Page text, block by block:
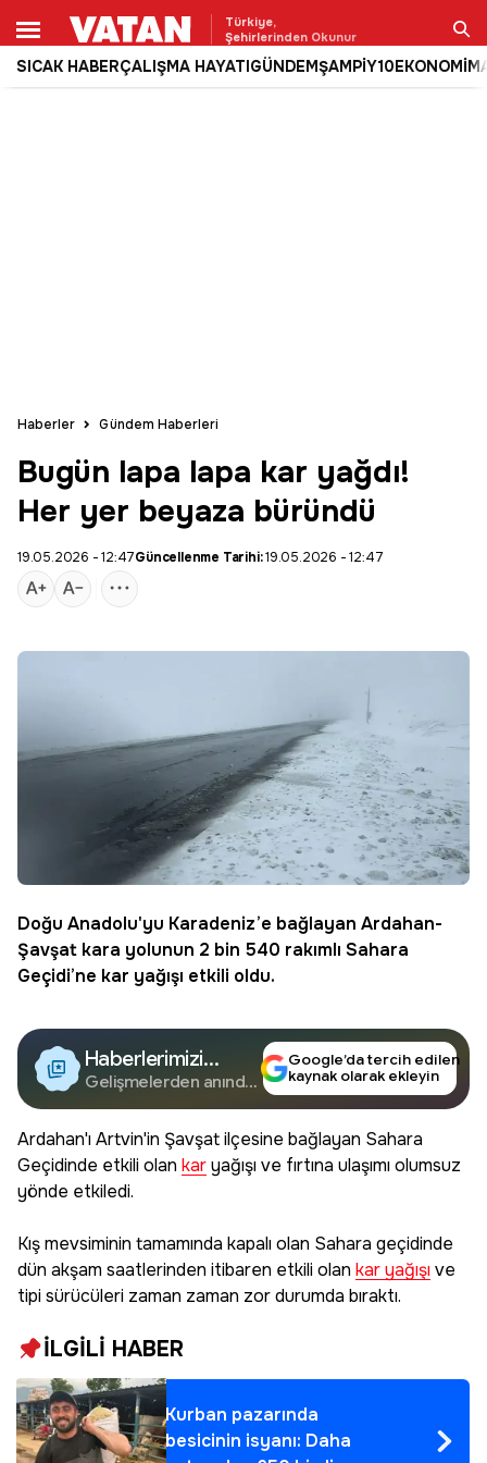
Türkiye,
Şehirlerinden Okunur
SICAK HABERÇALIŞMA HAYATIGÜNDEMŞAMPİY10EKONOMİ
Ara
Haberler Gündem Haberleri
Bugün lapa lapa kar yağdı!
Her yer beyaza büründü
19.05.2026 - 12:47Güncellenme Tarihi:19.05.2026 - 12:47
Doğu Anadolu'yu Karadeniz’e bağlayan Ardahan-
Şavşat kara yolunun 2 bin 540 rakımlı Sahara
Geçidi’ne kar yağışı etkili oldu.
Haberlerimizi
Google'da Takip
Edin
Gelişmelerden anında
Google’da tercih edilen
kaynak olarak ekleyin
Ardahan'ı Artvin'in Şavşat ilçesine bağlayan Sahara
Geçidinde etkili olan karyağışı ve fırtına ulaşımı olumsuz
yönde etkiledi.
Kış mevsiminin tamamında kapalı olan Sahara geçidinde
dün akşam saatlerinden itibaren etkili olan kar yağışıve
tipi sürücüleri zaman zaman zor durumda bıraktı.
İLGİLİ HABER
Kurban pazarında
besicinin isyanı: Daha